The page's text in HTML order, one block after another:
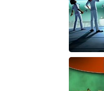
5 Star